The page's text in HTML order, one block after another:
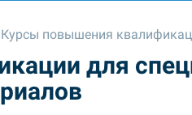
Курсы повышения
для